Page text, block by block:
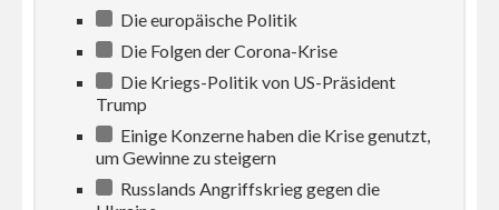
Die europäische Politik
Die Folgen der Corona-Krise
Die Kriegs-Politik von US-Präsident
Trump
Einige Konzerne haben die Krise genutzt,
um Gewinne zu steigern
Russlands Angriffskrieg gegen die